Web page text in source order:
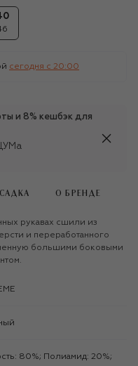
сегодня c 20:00
и 8% кешбэк для
О БРЕНДЕ
рукавах сшили из
и переработанного
большими боковыми
80%; Полиамид: 20%;